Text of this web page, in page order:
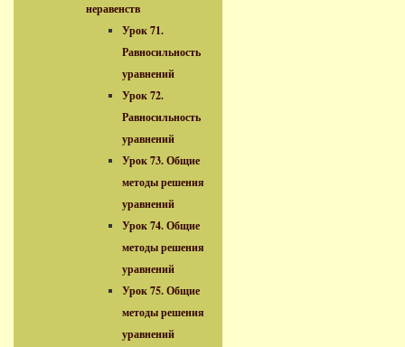
неравенств
Урок 71.
Равносильность
уравнений
Урок 72.
Равносильность
уравнений
Урок 73. Общие
методы решения
уравнений
Урок 74. Общие
методы решения
уравнений
Урок 75. Общие
методы решения
уравнений